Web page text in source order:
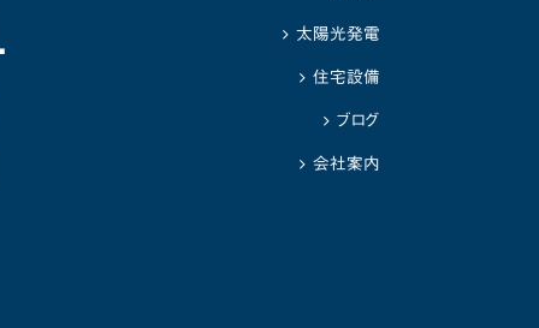
太陽光発電
住宅設備
ブログ
会社案内